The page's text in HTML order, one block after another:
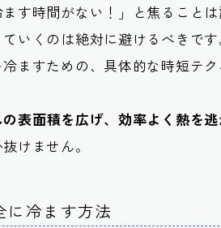
す時間がない！」と焦ること
いくのは絶対に避けるべきで
ますための、具体的な時短テク
表面積を広げ、効率よく熱を
けません。
に冷ます方法